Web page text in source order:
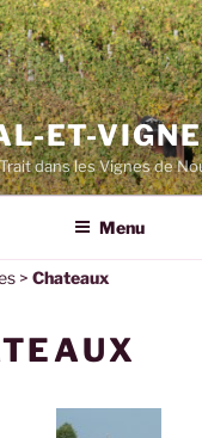
ET-
dans les Vignes de
Menu
> Chateaux